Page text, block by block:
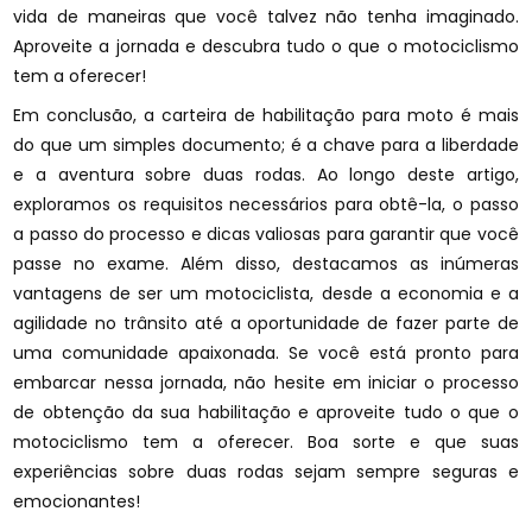
vida de maneiras que você talvez não tenha imaginado.
Aproveite a jornada e descubra tudo o que o motociclismo
tem a oferecer!
Em conclusão, a carteira de habilitação para moto é mais
do que um simples documento; é a chave para a liberdade
e a aventura sobre duas rodas. Ao longo deste artigo,
exploramos os requisitos necessários para obtê-la, o passo
a passo do processo e dicas valiosas para garantir que você
passe no exame. Além disso, destacamos as inúmeras
vantagens de ser um motociclista, desde a economia e a
agilidade no trânsito até a oportunidade de fazer parte de
uma comunidade apaixonada. Se você está pronto para
embarcar nessa jornada, não hesite em iniciar o processo
de obtenção da sua habilitação e aproveite tudo o que o
motociclismo tem a oferecer. Boa sorte e que suas
experiências sobre duas rodas sejam sempre seguras e
emocionantes!